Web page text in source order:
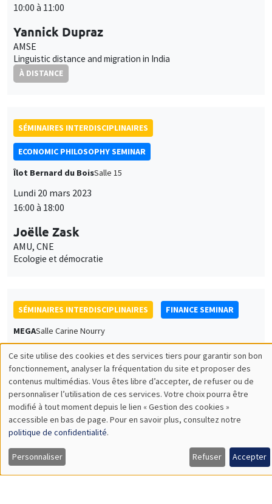
10:00 à 11:00
Yannick Dupraz
AMSE
Linguistic distance and migration in India
À DISTANCE
SÉMINAIRES INTERDISCIPLINAIRES
ECONOMIC PHILOSOPHY SEMINAR
Îlot Bernard du BoisSalle 15
Lundi 20 mars 2023
16:00 à 18:00
Joëlle Zask
AMU, CNE
Ecologie et démocratie
SÉMINAIRES INTERDISCIPLINAIRES
FINANCE SEMINAR
MEGASalle Carine Nourry
Mardi 21 mars 2023, 14:30
Sanvi Avouyi-Dovi
Artem Business School
The French households' portfolio through the financial almost
ideal demand system
SÉMINAIRES INTERDISCIPLINAIRES
Utilisation
des
données
personnelles
et
des
Ce site utilise des cookies et des services tiers pour garantir son bon
fonctionnement, analyser la fréquentation du site et proposer des
contenus multimédias. Vous êtes libre d’accepter, de refuser ou de
personnaliser l’utilisation de ces services. Votre choix pourra être
modifié à tout moment depuis le lien « Gestion des cookies »
accessible en bas de page. Pour en savoir plus, consultez notre
politique de confidentialité.
Personnaliser Refuser Accepter